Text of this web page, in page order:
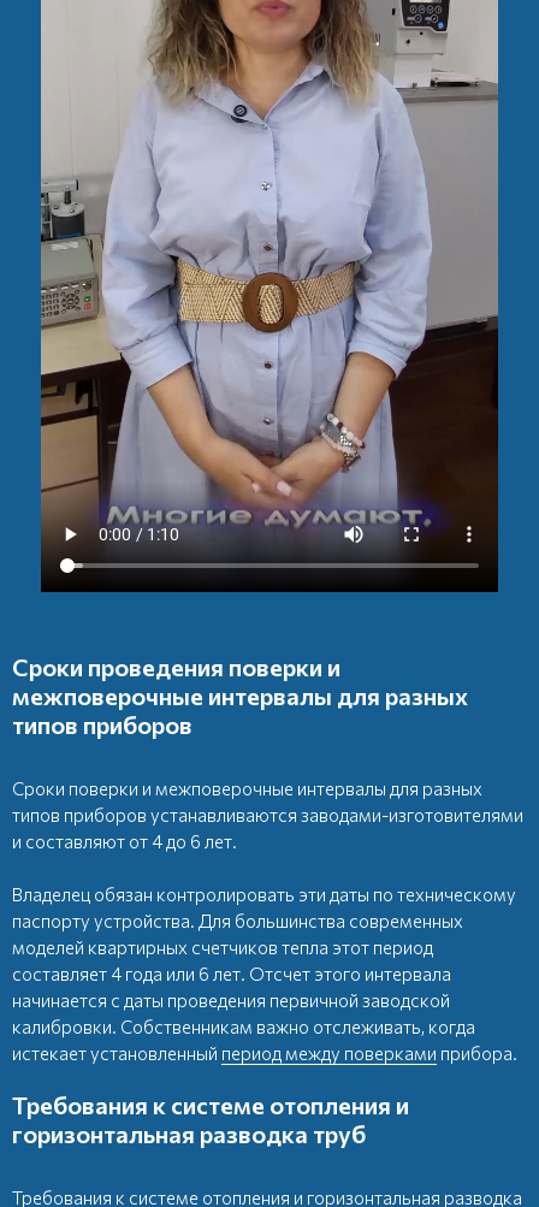
Сроки проведения поверки и
межповерочные интервалы для разных
типов приборов
Сроки поверки и межповерочные интервалы для разных
типов приборов устанавливаются заводами-изготовителями
и составляют от 4 до 6 лет.
Владелец обязан контролировать эти даты по техническому
паспорту устройства. Для большинства современных
моделей квартирных счетчиков тепла этот период
составляет 4 года или 6 лет. Отсчет этого интервала
начинается с даты проведения первичной заводской
калибровки. Собственникам важно отслеживать, когда
истекает установленный период между поверками прибора.
Требования к системе отопления и
горизонтальная разводка труб
Требования к системе отопления и горизонтальная разводка